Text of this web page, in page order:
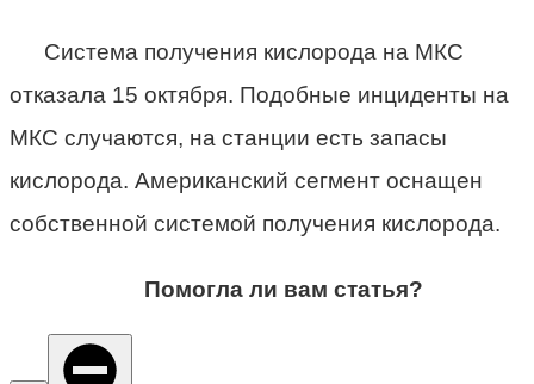
Система получения кислорода на МКС
отказала 15 октября. Подобные инциденты на
МКС случаются, на станции есть запасы
кислорода. Американский сегмент оснащен
собственной системой получения кислорода.
Помогла ли вам статья?